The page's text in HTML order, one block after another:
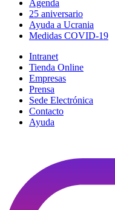
Agenda
25 aniversario
Ayuda a Ucrania
Medidas COVID-19
Intranet
Tienda Online
Empresas
Prensa
Sede Electrónica
Contacto
Ayuda